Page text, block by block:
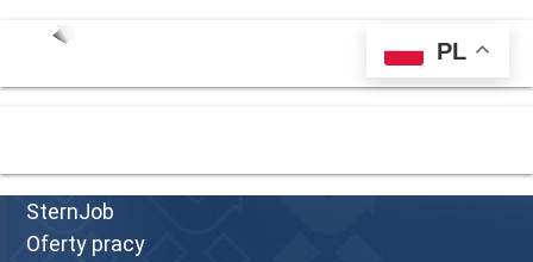
menu
SternJob
Oferty pracy
PL